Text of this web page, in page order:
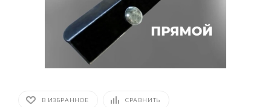
В ИЗБРАННОЕ СРАВНИТЬ